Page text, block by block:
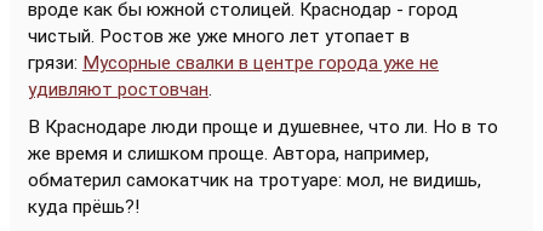
вроде как бы южной столицей. Краснодар - город
чистый. Ростов же уже много лет утопает в
грязи: Мусорные свалки в центре города уже не
удивляют ростовчан.
В Краснодаре люди проще и душевнее, что ли. Но в то
же время и слишком проще. Автора, например,
обматерил самокатчик на тротуаре: мол, не видишь,
куда прёшь?!